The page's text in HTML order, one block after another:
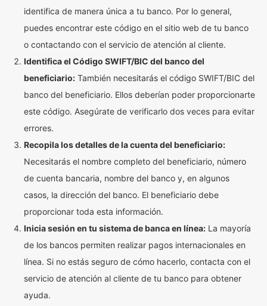
identifica de manera única a tu banco. Por lo general,
puedes encontrar este código en el sitio web de tu banco
o contactando con el servicio de atención al cliente.
Identifica el Código SWIFT/BIC del banco del
beneficiario: También necesitarás el código SWIFT/BIC del
banco del beneficiario. Ellos deberían poder proporcionarte
este código. Asegúrate de verificarlo dos veces para evitar
errores.
Recopila los detalles de la cuenta del beneficiario:
Necesitarás el nombre completo del beneficiario, número
de cuenta bancaria, nombre del banco y, en algunos
casos, la dirección del banco. El beneficiario debe
proporcionar toda esta información.
Inicia sesión en tu sistema de banca en línea: La mayoría
de los bancos permiten realizar pagos internacionales en
línea. Si no estás seguro de cómo hacerlo, contacta con el
servicio de atención al cliente de tu banco para obtener
ayuda.